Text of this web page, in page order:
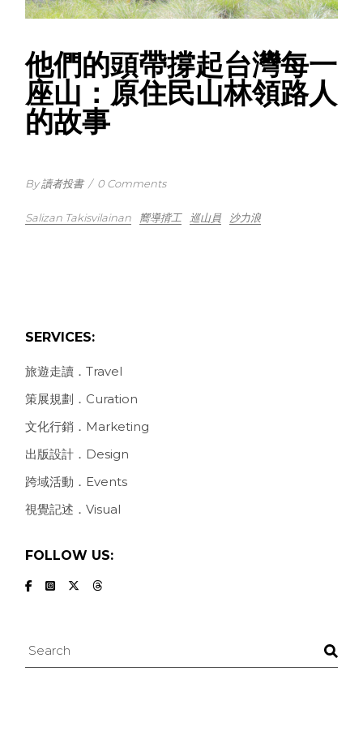
他們的頭帶撐起台灣每一
座山：原住民山林領路人
的故事
By 讀者投書 / 0 Comments
Salizan Takisvilainan 嚮導揹工 巡山員 沙力浪
SERVICES:
旅遊走讀．Travel
策展規劃．Curation
文化行銷．Marketing
出版設計．Design
跨域活動．Events
視覺記述．Visual
FOLLOW US:
Search